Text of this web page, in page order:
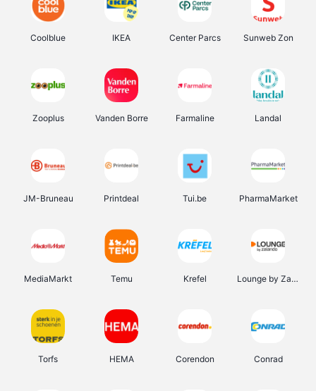
Coolblue IKEA Center Parcs Sunweb Zon
Zooplus Vanden Borre Farmaline Landal
JM-Bruneau Printdeal Tui.be PharmaMarket
MediaMarkt Temu Krefel Lounge by Zalando
Torfs HEMA Corendon Conrad